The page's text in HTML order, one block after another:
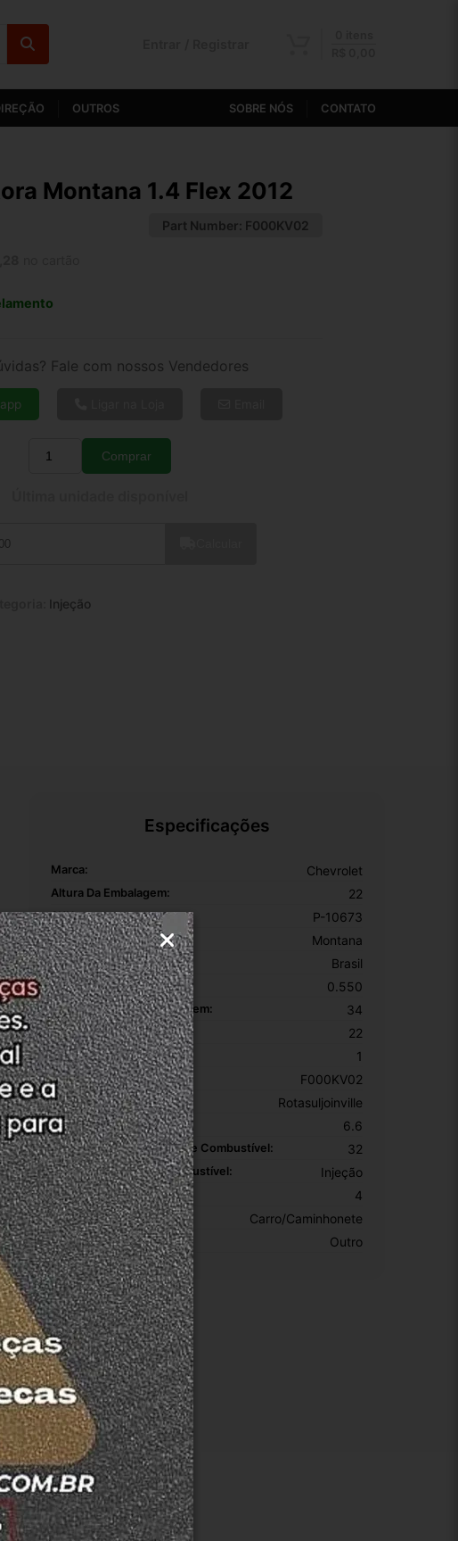
OUTROS SOBRE NÓS CONTATO
Montana 1.4 Flex 2012
Part Number: F000KV02
Fale com nossos Vendedores
Quantidade
Comprar
Injeção
Especificações
Marca: Chevrolet
Altura Da Embalagem: 22
SKU: P-10673
Modelo: Montana
Fonte Do Produto: Brasil
Peso Da Embalagem: 0.550
Comprimento Da Embalagem: 34
Largura Da Embalagem: 22
Código OEM: 1
Número De Peça: F000KV02
Origem: Rotasuljoinville
Distância Entre Injetores: 6.6
Comprimento Da Flauta De Combustível: 32
Tipo De Sistema De Combustível: Injeção
Quantidade De Injetores: 4
Tipo De Veículo: Carro/Caminhonete
Motivo De GTIN Vacío: Outro
Devolução